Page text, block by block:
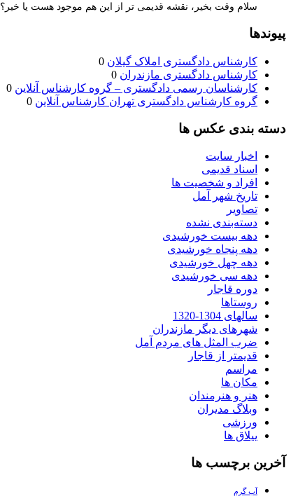
سلام وقت بخیر، نقشه قدیمی تر از این هم موجود هست یا خیر؟
پیوندها
کارشناس دادگستری املاک گیلان
کارشناس دادگستری مازندران
کارشناسان رسمی دادگستری – گروه کارشناس آنلاین
گروه کارشناس دادگستری تهران کارشناس آنلاین
دسته بندی عکس ها
اخبار سایت
اسناد قدیمی
افراد و شخصیت ها
تاریخ شهر آمل
تصاویر
دسته‌بندی نشده
دهه بیست خورشیدی
دهه پنجاه خورشیدی
دهه چهل خورشیدی
دهه سی خورشیدی
دوره قاجار
روستاها
سالهای 1304-1320
شهرهای دیگر مازندران
ضرب المثل های مردم آمل
قدیمتر از قاجار
مراسم
مکان ها
هنر و هنرمندان
وبلاگ مدیران
ورزشی
ییلاق ها
آخرین برچسب ها
آب گرم